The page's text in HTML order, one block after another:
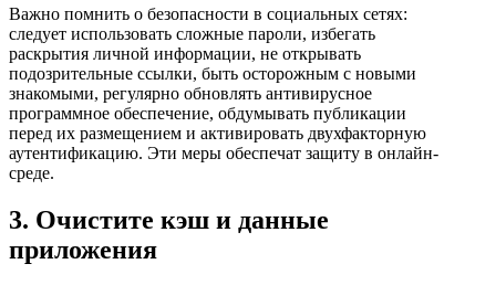
Важно помнить о безопасности в социальных сетях:
следует использовать сложные пароли, избегать
раскрытия личной информации, не открывать
подозрительные ссылки, быть осторожным с новыми
знакомыми, регулярно обновлять антивирусное
программное обеспечение, обдумывать публикации
перед их размещением и активировать двухфакторную
аутентификацию. Эти меры обеспечат защиту в онлайн-
среде.
3. Очистите кэш и данные
приложения